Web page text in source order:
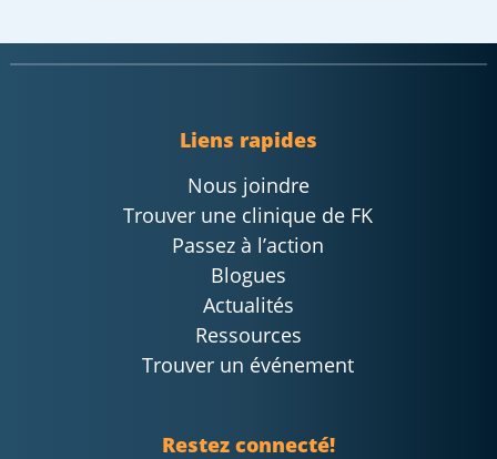
Liens rapides
Nous joindre
Trouver une clinique de FK
Passez à l’action
Blogues
Actualités
Ressources
Trouver un événement
Restez connecté!